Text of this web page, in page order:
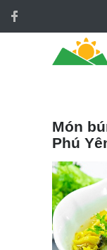
Món
Phú